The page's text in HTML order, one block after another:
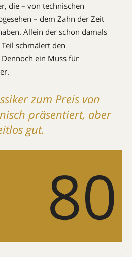
die – von technischen
– dem Zahn der Zeit
Allein der schon damals
schmälert den
ein Muss für
zum Preis von
präsentiert, aber
gut.
80